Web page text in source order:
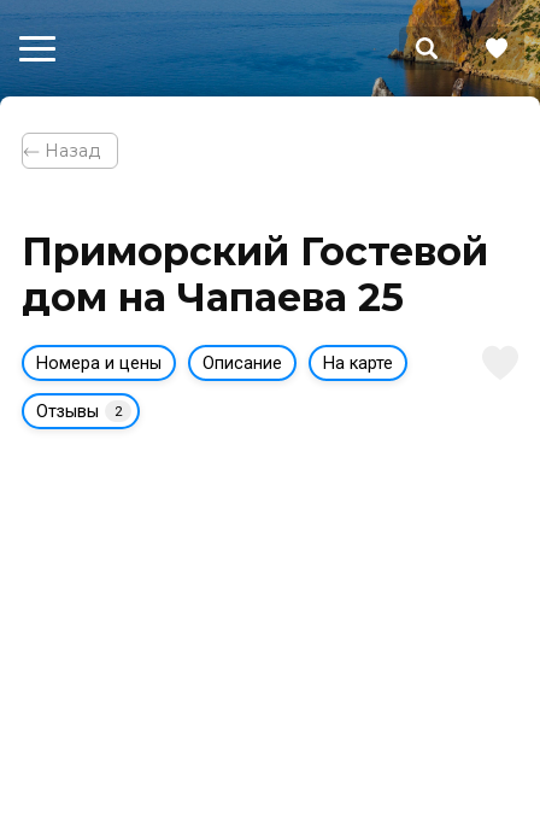
⃪ Назад
Приморский Гостевой
дом на Чапаева 25
Номера и цены Описание На карте
Отзывы 2